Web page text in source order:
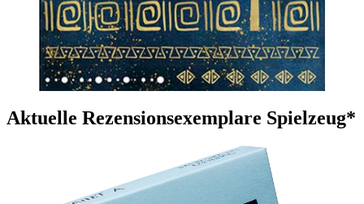
Aktuelle Rezensionsexemplare Spielzeug*